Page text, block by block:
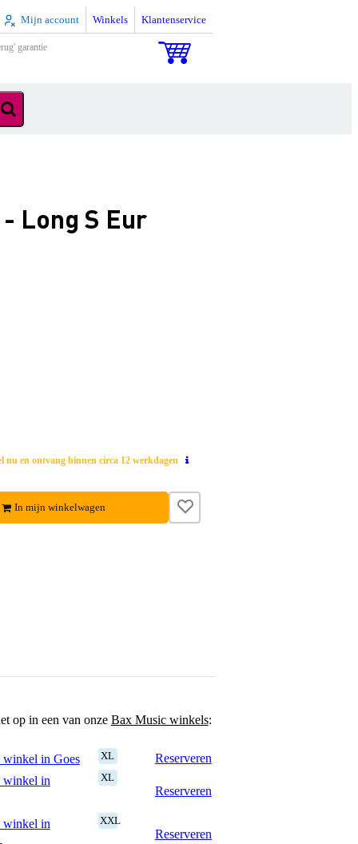
Mijn account Winkels Klantenservice
garantie
Long S Eur
nu en ontvang binnen circa 12 werkdagen
In mijn winkelwagen
op in een van onze Bax Music winkels:
in Goes XL
Reserveren
winkel in
XL
Reserveren
winkel in
XXL
Reserveren